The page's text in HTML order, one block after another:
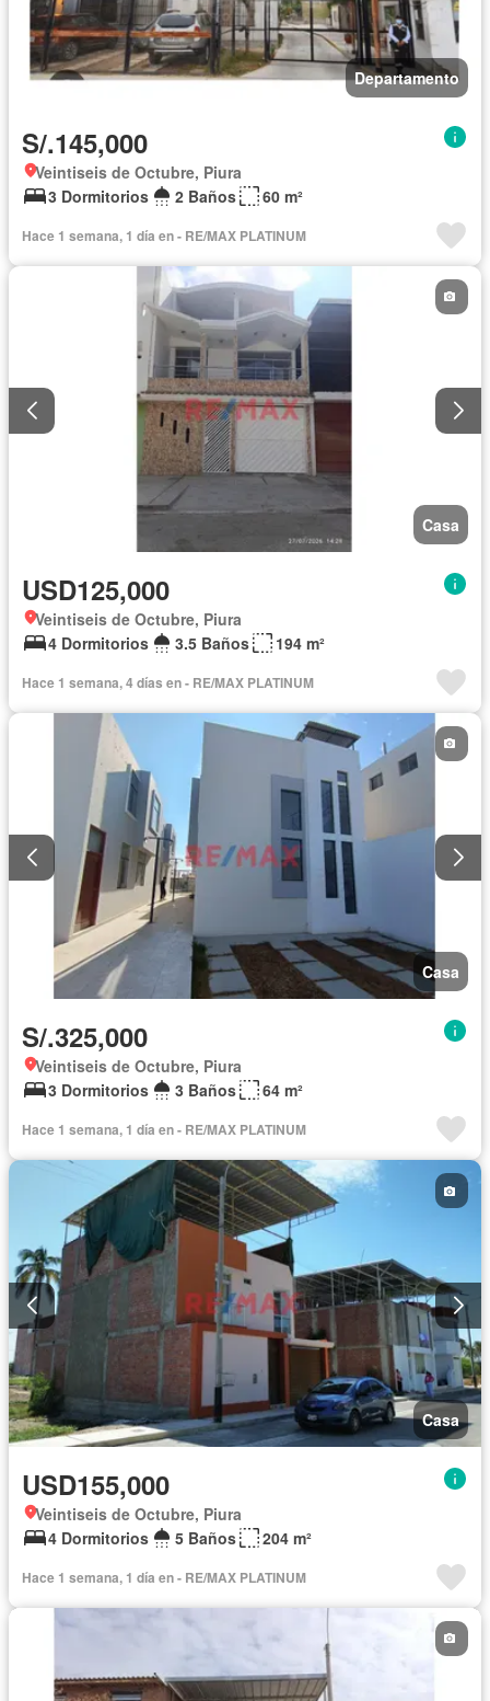
Departamento
S/.145,000
Veintiseis de Octubre, Piura
3 Dormitorios
2 Baños 60 m²
Hace 1 semana, 1 día en - RE/MAX PLATINUM
Casa
USD125,000
Veintiseis de Octubre, Piura
4 Dormitorios
3.5 Baños 194 m²
Hace 1 semana, 4 días en - RE/MAX PLATINUM
Casa
S/.325,000
Veintiseis de Octubre, Piura
3 Dormitorios
3 Baños 64 m²
Hace 1 semana, 1 día en - RE/MAX PLATINUM
Casa
USD155,000
Veintiseis de Octubre, Piura
4 Dormitorios
5 Baños 204 m²
Hace 1 semana, 1 día en - RE/MAX PLATINUM